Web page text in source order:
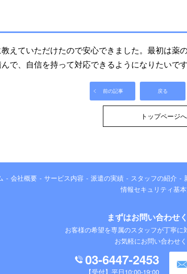
えていただけたので安心できました。最初は
で、自信を持って対応できるようになりたいです
前の記事 戻る
トップページへ
会社概要 サービス内容 派遣の実績 スタッフの紹介
情報セキュリティ基
まずはお問い合わせ
お客様の希望を専属のスタッフが丁寧に
お気軽にお問い合わせく
03-6447-2453
平日10:00-19:00